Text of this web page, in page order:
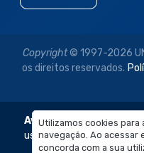
Utilizamos cookies para
navegação. Ao acessar
concorda com a sua
Copyright© 1997-2026
os direitos reservados.
Aviso Legal: As imagens
uso exclusivo